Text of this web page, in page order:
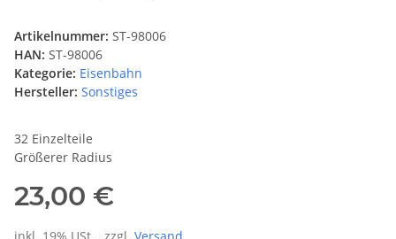
Artikelnummer: ST-98006
HAN: ST-98006
Kategorie: Eisenbahn
Hersteller: Sonstiges
32 Einzelteile
Größerer Radius
23,00 €